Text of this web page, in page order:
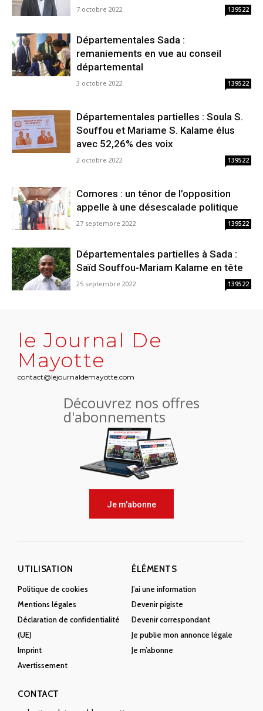
7 octobre 2022 139522
Départementales Sada :
remaniements en vue au conseil
départemental
3 octobre 2022 139522
Départementales partielles : Soula S.
Souffou et Mariame S. Kalame élus
avec 52,26% des voix
2 octobre 2022 139522
Comores : un ténor de l’opposition
appelle à une désescalade politique
27 septembre 2022 139522
Départementales partielles à Sada :
Saïd Souffou-Mariam Kalame en tête
25 septembre 2022 139522
le Journal De
Mayotte
contact@lejournaldemayotte.com
Découvrez nos offres
d'abonnements
Je m'abonne
UTILISATION
Politique de cookies
Mentions légales
Déclaration de confidentialité
(UE)
Imprint
Avertissement
ÉLÉMENTS
J’ai une information
Devenir pigiste
Devenir correspondant
Je publie mon annonce légale
Je m’abonne
CONTACT